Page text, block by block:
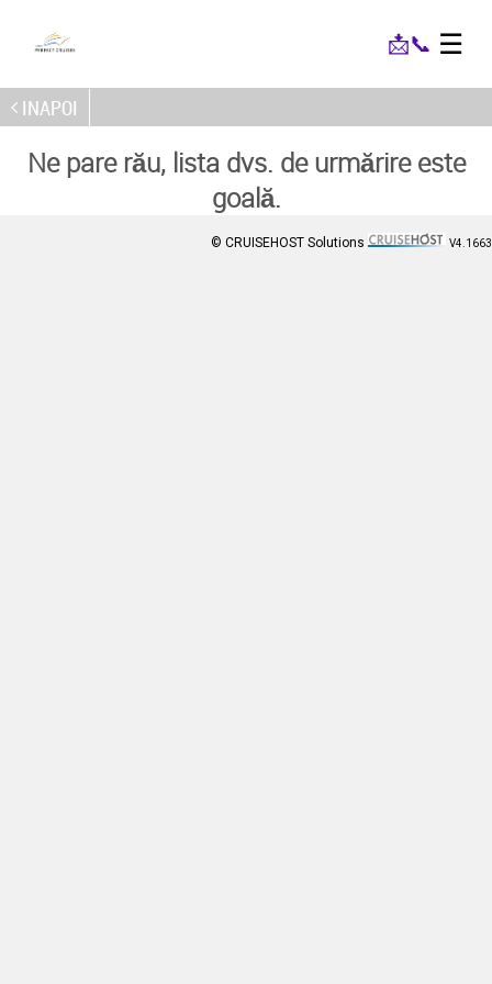
📩📞 ☰
INAPOI
Ne pare rău, lista dvs. de urmărire este
goală.
© CRUISEHOST Solutions V4.1663